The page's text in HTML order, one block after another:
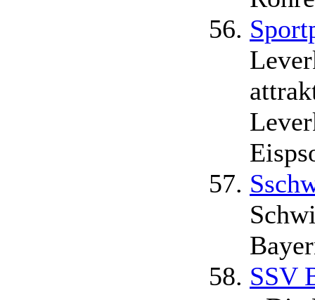
SSV